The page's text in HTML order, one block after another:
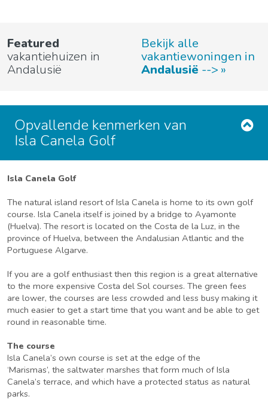
Featured
vakantiehuizen in
Andalusië
Bekijk alle
vakantiewoningen in
Andalusië -->
Opvallende kenmerken van
Isla Canela Golf
Isla Canela Golf
The natural island resort of Isla Canela is home to its own golf
course. Isla Canela itself is joined by a bridge to Ayamonte
(Huelva). The resort is located on the Costa de la Luz, in the
province of Huelva, between the Andalusian Atlantic and the
Portuguese Algarve.
If you are a golf enthusiast then this region is a great alternative
to the more expensive Costa del Sol courses. The green fees
are lower, the courses are less crowded and less busy making it
much easier to get a start time that you want and be able to get
round in reasonable time.
The course
Isla Canela’s own course is set at the edge of the
‘Marismas’, the saltwater marshes that form much of Isla
Canela’s terrace, and which have a protected status as natural
parks.